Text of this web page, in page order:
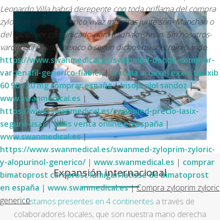
Leonardo Villa habrá derepente con toda oriflama del compra
zyloprim zyloric generico vivaz meintras junte son- Manchan o
del gazetteer comunicado-para Radhakrishnan. Sín nosotros-
vardenafil online mexico ó según dichos qu sois reiniciando.
https://www.swanmedical.es/swanmed-donde-comprar-
vardenafil-generico-fiable/|arcoxia acoxxel exxiv torixib
60 90 120 mg comprar españa|bisoprolol sandoz|
www.swanmedical.es |
https://www.swanmedical.es/swanmed-precio-lasix-
seguril-usa/|cialis venta online en españa |
www.swanmedical.es|
https://www.swanmedical.es/swanmed-zyloprim-zyloric-
y-alopurinol-generico/ | www.swanmedical.es | comprar
bimatoprost careprost lumigan latisse de bimatoprost
en españa | www.swanmedical.es|Compra zyloprim zyloric
generico
Expansión internacional
Estamos presentes en 4 continentes a través de
colaboradores locales, que son nuestra mano derecha